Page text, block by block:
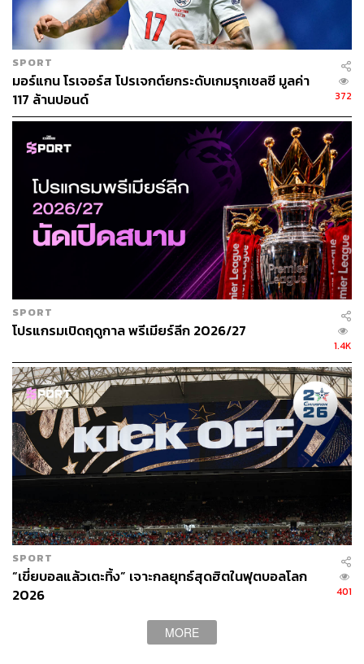
SPORT
มอร์แกน โรเจอร์ส โปรเจกต์ยกระดับเกมรุกเชลซี มูลค่า
117 ล้านปอนด์
372
SPORT
โปรแกรมเปิดฤดูกาล พรีเมียร์ลีก 2026/27
1.4K
SPORT
“เขี่ยบอลแล้วเตะทิ้ง” เจาะกลยุทธ์สุดฮิตในฟุตบอลโลก
2026
401
MORE